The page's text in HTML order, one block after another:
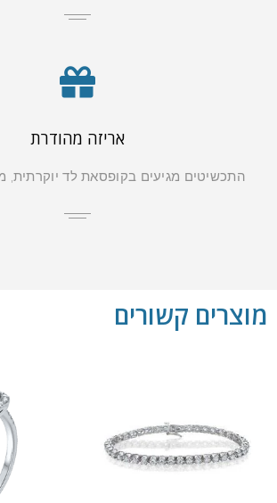
אריזה מהודרת
התכשיטים מגיעים בקופסאת לד יוקרתית,
מוצרים קשורים